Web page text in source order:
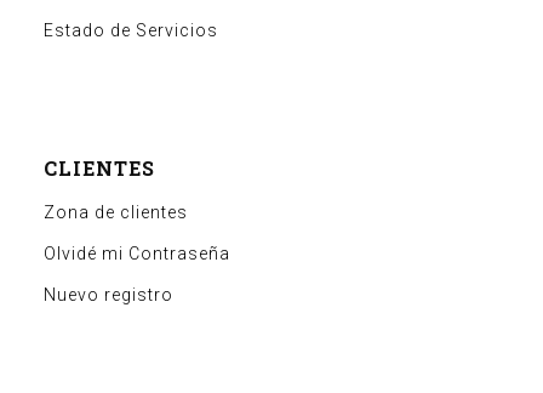
Estado de Servicios
CLIENTES
Zona de clientes
Olvidé mi Contraseña
Nuevo registro